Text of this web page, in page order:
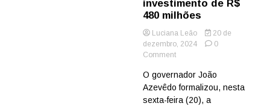
investimento de R$
480 milhões
Luciana Leão
20 de
dezembro, 2024
0
Commenton
empreendimento
no
Polo
O governador João
Azevêdo formalizou, nesta
sexta-feira (20), a